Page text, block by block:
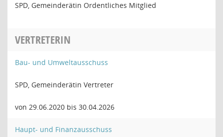
SPD, Gemeinderätin Ordentliches Mitglied
VERTRETERIN
Bau- und Umweltausschuss
SPD, Gemeinderätin Vertreter
von 29.06.2020 bis 30.04.2026
Haupt- und Finanzausschuss